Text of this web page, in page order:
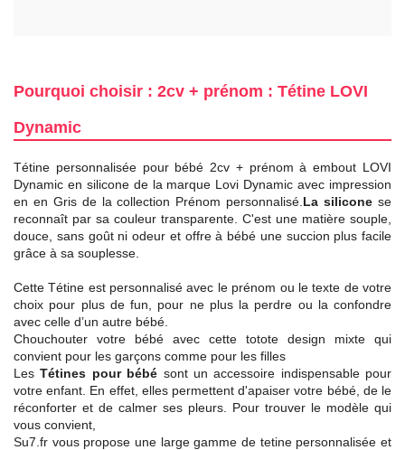
Pourquoi choisir : 2cv + prénom : Tétine LOVI
Dynamic
Tétine personnalisée pour bébé 2cv + prénom à embout LOVI
Dynamic en silicone de la marque Lovi Dynamic avec impression
en en Gris de la collection Prénom personnalisé. La siliconese
reconnaît par sa couleur transparente. C'est une matière souple,
douce, sans goût ni odeur et offre à bébé une succion plus facile
grâce à sa souplesse.
Cette Tétine est personnalisé avec le prénom ou le texte de votre
choix pour plus de fun, pour ne plus la perdre ou la confondre
avec celle d’un autre bébé.
Chouchouter votre bébé avec cette totote design mixte qui
convient pour les garçons comme pour les filles
LesTétines pour bébé sont un accessoire indispensable pour
votre enfant. En effet, elles permettent d'apaiser votre bébé, de le
réconforter et de calmer ses pleurs. Pour trouver le modèle qui
vous convient,
Su7.fr vous propose une large gamme de tetine personnalisée et